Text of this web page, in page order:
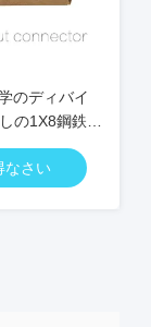
のディバイ
の1X8鋼鉄管
なさい